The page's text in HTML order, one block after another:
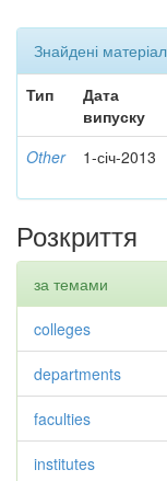
Знайдені
Тип
Дата
випуску
Other 1-січ-2013
Розкриття
за темами
colleges
departments
faculties
institutes